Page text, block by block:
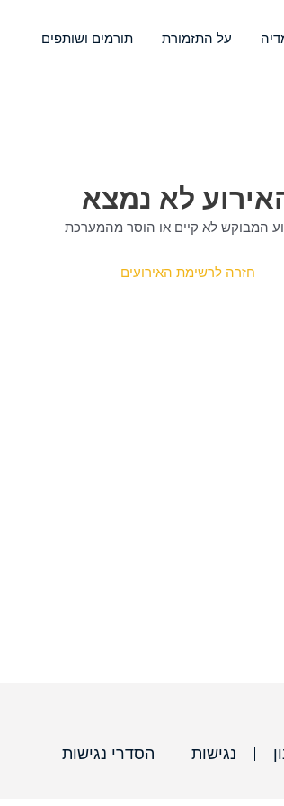
על התזמורת תורמים ושותפים
לא נמצא
המבוקש לא קיים או הוסר מהמערכת
חזרה לרשימת האירועים
נגישות הסדרי נגישות